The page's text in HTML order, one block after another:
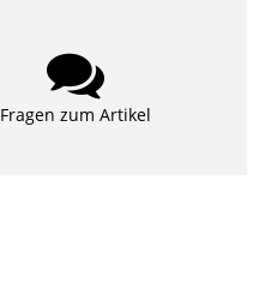
Fragen zum Artikel